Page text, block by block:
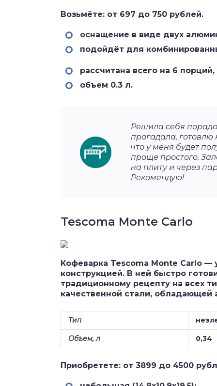
Возьмёте: от 697 до 750 рублей.
оснащение в виде двух
подойдёт для
рассчитана всего на 6
объем 0.3 л.
Решила себя
прогадала,
что у меня будет
проще простого.
на плиту и через
Рекомендую!
Tescoma Monte Carlo
Кофеварка Tescoma Monte Carlo —
конструкцией. В ней быстро
традиционному рецепту на всех
качественной стали, обладающей
Тип
Объем, л 0,34
Приобретете: от 3899 до 4500